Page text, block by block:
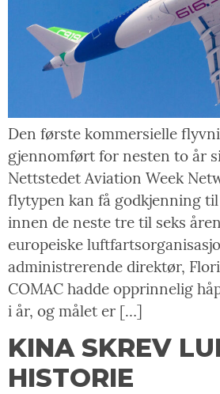
Den første kommersielle
gjennomført for nesten to år
Nettstedet Aviation Week
flytypen kan få godkjenning
innen de neste tre til seks
europeiske
administrerende direktør,
COMAC hadde opprinnelig
i år, og målet er […]
KINA SKREV
HISTORIE